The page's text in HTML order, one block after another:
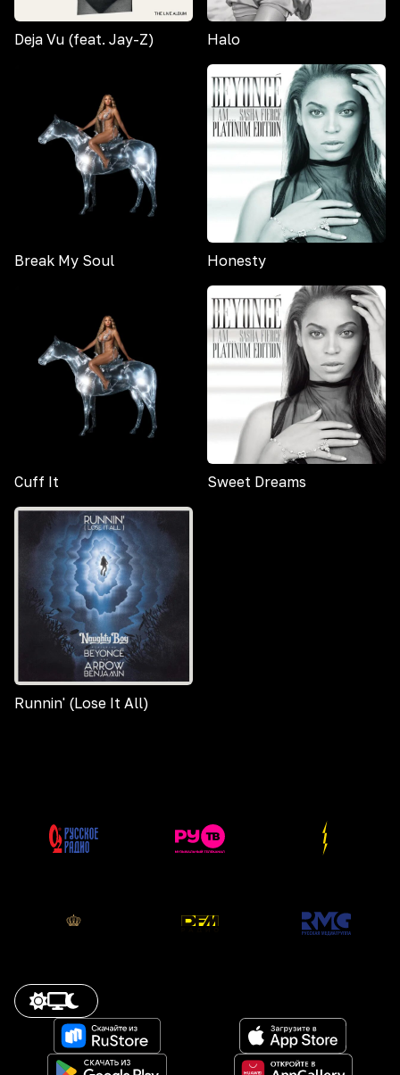
Deja Vu (feat. Jay-Z) Halo
Break My Soul Honesty
Cuff It Sweet Dreams
Runnin' (Lose It All)